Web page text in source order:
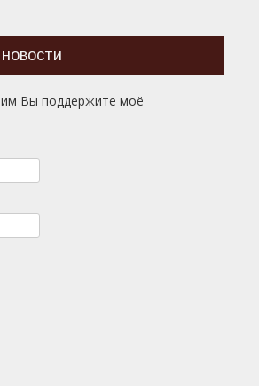
Вы поддержите моё